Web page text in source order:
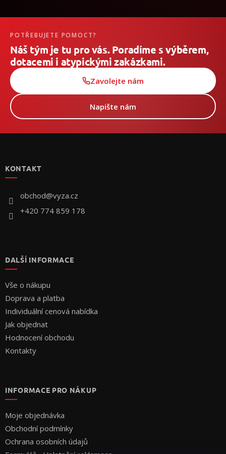
POTŘEBUJETE POMOCT?
Náš tým je tu pro vás. Poradíme s výběrem,
dotacemi i atypickými zakázkami.
Zavolejte nám
Napište nám
KONTAKT
obchod@vyza.cz
+420 774 859 178
DALŠÍ INFORMACE
Vše o nákupu
Doprava a platba
Individuální cenová nabídka
Jak objednat
Hodnocení obchodu
Kontakty
INFORMACE PRO NÁKUP
Moje objednávka
Obchodní podmínky
Ochrana osobních údajů